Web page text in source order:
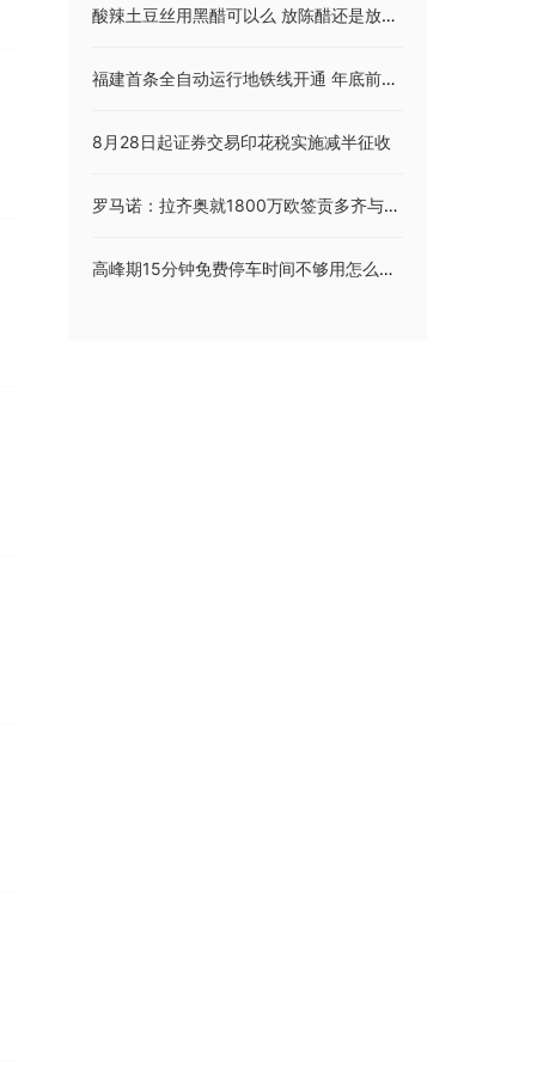
酸辣土豆丝用黑醋可以么 放陈醋还是放白醋
福建首条全自动运行地铁线开通 年底前领券免费乘福州地铁
8月28日起证券交易印花税实施减半征收
罗马诺：拉齐奥就1800万欧签贡多齐与马赛达成协议，下周初体检
高峰期15分钟免费停车时间不够用怎么办？上海市交通委回应！